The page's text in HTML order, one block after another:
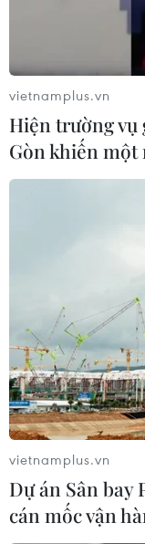
Yêu cầu đàm
Trời chuyển
22/03/2023 11:16
Hiện có 84 dự án
vận hành thương
dự án chuyển tiếp
hoàn thành thi
vietnamplus.vn
Hiện trường vụ
Gòn khiến
vietnamplus.vn
Dự án Sân bay
cán mốc vận